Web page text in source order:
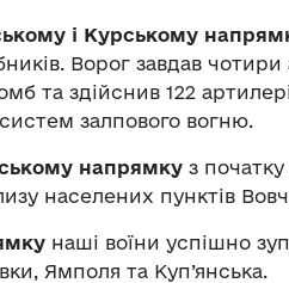
і Курському
Ворог завдав чотири
та здійснив 122
залпового вогню.
напрямку з
населених пунктів
наші воїни успішно
Ямполя та Куп’янська.